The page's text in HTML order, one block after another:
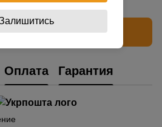
отзыв
Оплата Гарантия